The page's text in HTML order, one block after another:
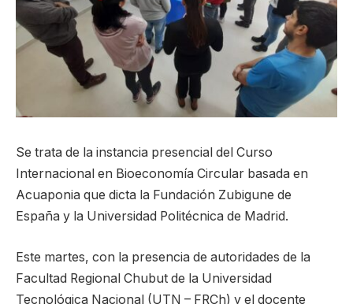
Se trata de la instancia presencial del Curso
Internacional en Bioeconomía Circular basada en
Acuaponia que dicta la Fundación Zubigune de
España y la Universidad Politécnica de Madrid.
Este martes, con la presencia de autoridades de la
Facultad Regional Chubut de la Universidad
Tecnológica Nacional (UTN – FRCh) y el docente